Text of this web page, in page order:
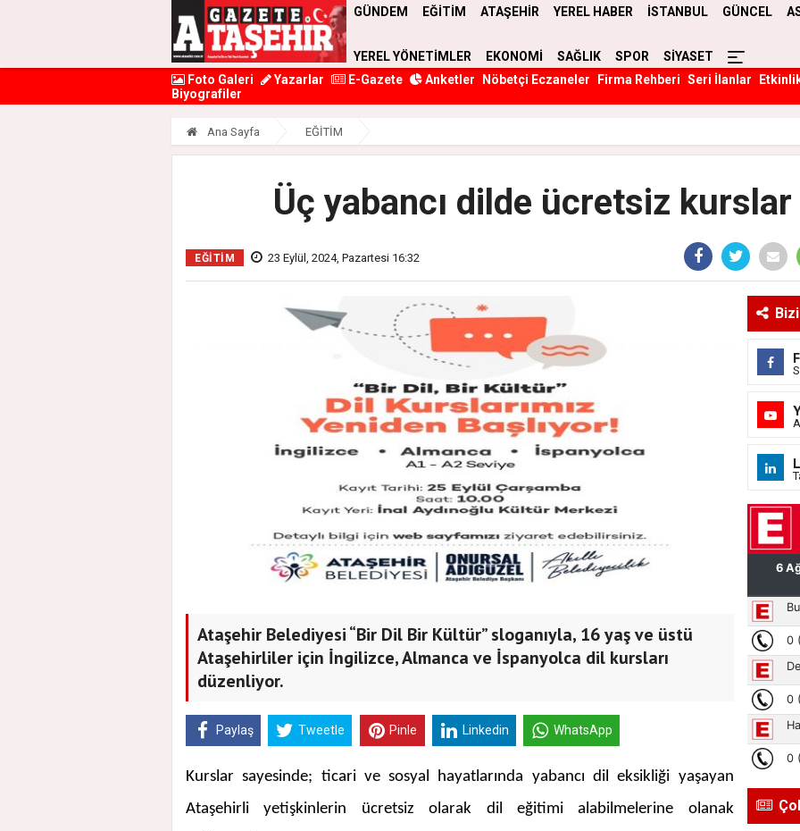
GÜNDEM EĞİTİM ATAŞEHİR YEREL HABER İSTANBUL GÜNCEL
YEREL YÖNETİMLER EKONOMİ SAĞLIK SPOR
SİYASET
Foto Galeri
Yazarlar E-Gazete Anketler Nöbetçi Eczaneler Firma Rehberi Seri İlanlar
Biyografiler
Ana Sayfa EĞİTİM
Üç yabancı dilde ücretsiz kurslar
EĞİTİM 23 Eylül, 2024, Pazartesi 16:32
Ataşehir Belediyesi “Bir Dil Bir Kültür” sloganıyla, 16 yaş ve üstü
Ataşehirliler için İngilizce, Almanca ve İspanyolca dil kursları
düzenliyor.
Paylaş Tweetle Pinle Linkedin WhatsApp
Kurslar sayesinde; ticari ve sosyal hayatlarında yabancı dil eksikliği yaşayan
Ataşehirli yetişkinlerin ücretsiz olarak dil eğitimi alabilmelerine olanak